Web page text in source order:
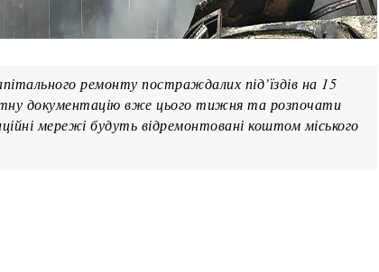
ремонту постраждалих під’їздів на 15
документацію вже цього тижня та розпочати
мережі будуть відремонтовані коштом міського